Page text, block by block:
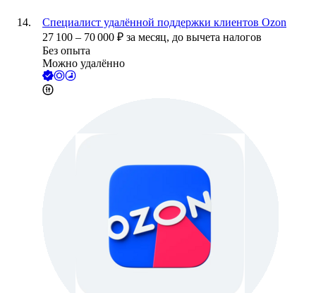
Специалист удалённой поддержки клиентов Ozon
27 100 – 70 000 ₽ за месяц, до вычета налогов
Без опыта
Можно удалённо